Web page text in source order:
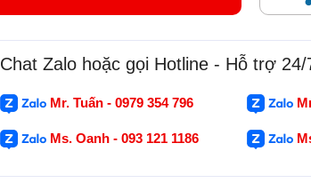
Chat Zalo hoặc gọi Hotline - Hỗ trợ 24/
Mr. Tuấn - 0979 354 796
Ms. Oanh - 093 121 1186